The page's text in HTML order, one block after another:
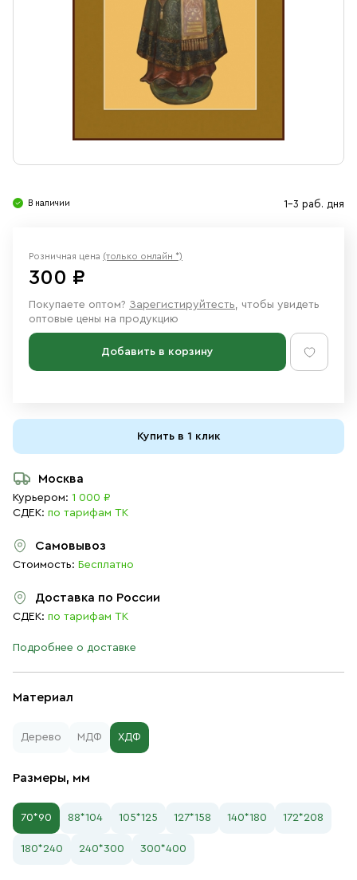
В наличии 1-3 раб. дня
Материал
Дерево МДФ ХДФ
Размеры, мм
70*90 88*104 105*125 127*158 140*180 172*208
180*240 240*300 300*400
Розничная цена (только онлайн *)
300 ₽
Покупаете оптом? Зарегистируйтесть, чтобы увидеть
оптовые цены на продукцию
Добавить в корзину
Купить в 1 клик
Москва
Курьером: 1 000 ₽
СДЕК: по тарифам ТК
Самовывоз
Стоимость: Бесплатно
Доставка по России
СДЕК: по тарифам ТК
Подробнее о доставке